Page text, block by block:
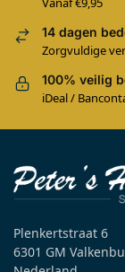
14 dagen
Zorgvuldige
100% veilig
iDeal /
Plenkertstraat 6
6301 GM